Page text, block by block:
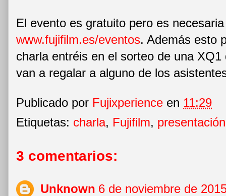
El evento es gratuito pero es
www.fujifilm.es/eventos. Además esto
charla entréis en el sorteo de una
van a regalar a alguno de los
Publicado por Fujixperience en 11:29
Etiquetas: charla, Fujifilm, presentación
3 comentarios:
Unknown 6 de noviembre de